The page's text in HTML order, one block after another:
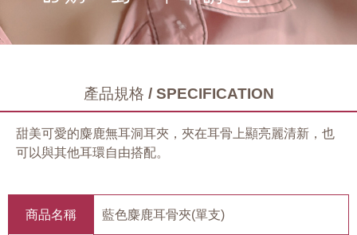
產品規格 / SPECIFICATION
甜美可愛的麋鹿無耳洞耳夾，夾在耳骨上顯亮麗清新，也
可以與其他耳環自由搭配。
商品名稱 藍色麋鹿耳骨夾(單支)